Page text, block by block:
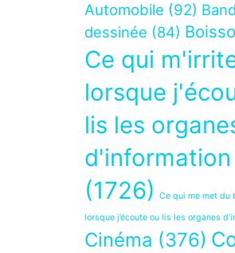
Automobile (92)
dessinée (84)
Ce qui
lorsque
lis les
d'information
(1726)
Ce qui me met du
lorsque j’écoute ou lis les organes
Cinéma (376)